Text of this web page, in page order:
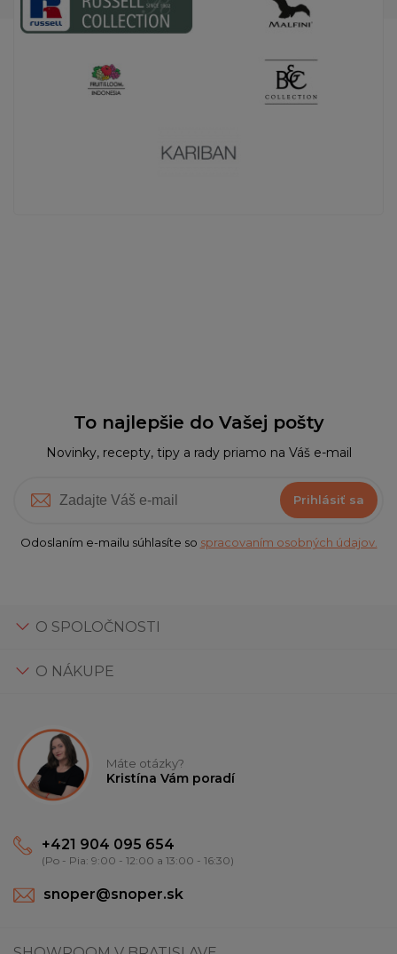
To najlepšie do Vašej pošty
Novinky, recepty, tipy a rady priamo na Váš e-mail
Prihlásiť sa
Odoslaním e-mailu súhlasíte so spracovaním osobných údajov.
O SPOLOČNOSTI
O NÁKUPE
Máte otázky?
Kristína Vám poradí
+421 904 095 654
(Po - Pia: 9:00 - 12:00 a 13:00 - 16:30)
snoper@snoper.sk